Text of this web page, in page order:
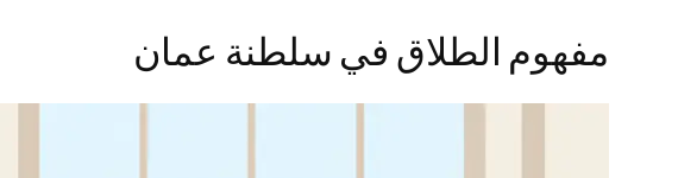
مفهوم الطلاق في سلطنة عمان